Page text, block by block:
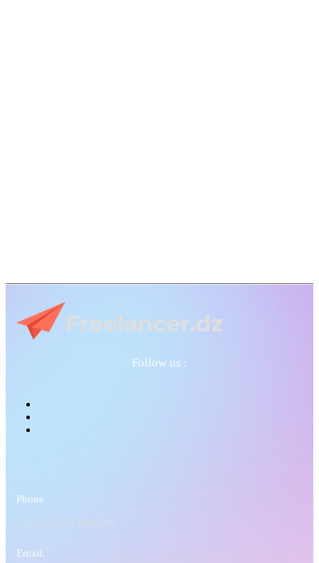
Follow us :
Phone
+213 (0) 560 840 509
Email: